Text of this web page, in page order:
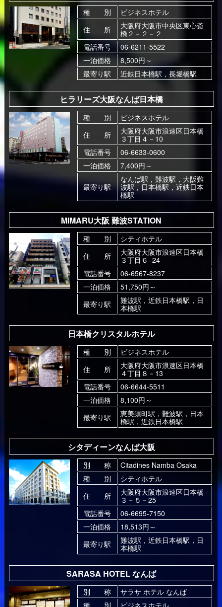
種 別
ビジネスホテル
住 所
大阪府大阪市中央区東心斎
橋２－２－２
電話番号
06-6211-5522
一泊価格
8,500円～
最寄り駅
近鉄日本橋駅，長堀橋駅
ヒラリーズ大阪なんば日本橋
種 別
ビジネスホテル
住 所
大阪府大阪市浪速区日本橋
３丁目４－10
電話番号
06-6633-0600
一泊価格
7,400円～
最寄り駅
なんば駅，難波駅，大阪難
波駅，日本橋駅，近鉄日本
橋駅
MIMARU大阪 難波STATION
種 別
シティホテル
住 所
大阪府大阪市浪速区日本橋
３丁目６−24
電話番号
06-6567-8237
一泊価格
51,750円～
最寄り駅
難波駅，近鉄日本橋駅，日
本橋駅
日本橋クリスタルホテル
種 別
ビジネスホテル
住 所
大阪府大阪市浪速区日本橋
４丁目８－13
電話番号
06-6644-5511
一泊価格
8,100円～
最寄り駅
恵美須町駅，難波駅，日本
橋駅，近鉄日本橋駅
シタディーンなんば大阪
別 称
Citadines Namba Osaka
種 別
シティホテル
住 所
大阪府大阪市浪速区日本橋
３－５－25
電話番号
06-6695-7150
一泊価格
18,513円～
最寄り駅
難波駅，近鉄日本橋駅，日
本橋駅
SARASA HOTEL なんば
別 称
サラサ ホテル なんば
種 別
ビジネスホテル